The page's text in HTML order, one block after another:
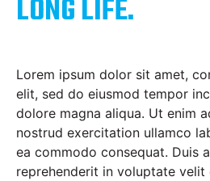
LONG LIFE.
Lorem ipsum dolor sit amet,
elit, sed do eiusmod tempor
dolore magna aliqua. Ut enim
nostrud exercitation ullamco
ea commodo consequat. Duis
reprehenderit in voluptate velit